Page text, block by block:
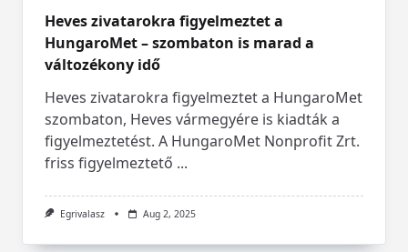
Heves zivatarokra figyelmeztet a
HungaroMet – szombaton is marad a
változékony idő
Heves zivatarokra figyelmeztet a HungaroMet
szombaton, Heves vármegyére is kiadták a
figyelmeztetést. A HungaroMet Nonprofit Zrt.
friss figyelmeztető ...
Egrivalasz Aug 2, 2025